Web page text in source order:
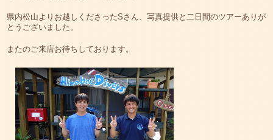
県内松山よりお越しくださったSさん、写真提供と二日間のツアーありが
とうございました。
またのご来店お待ちしております。